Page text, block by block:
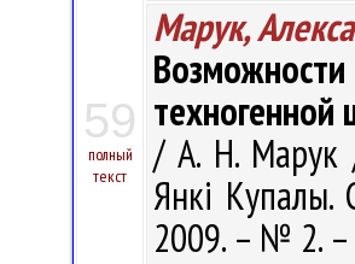
59
полный
текст
Марук,
техногенной
/ А. Н. Марук
Янкі Купалы.
2009. – № 2. –